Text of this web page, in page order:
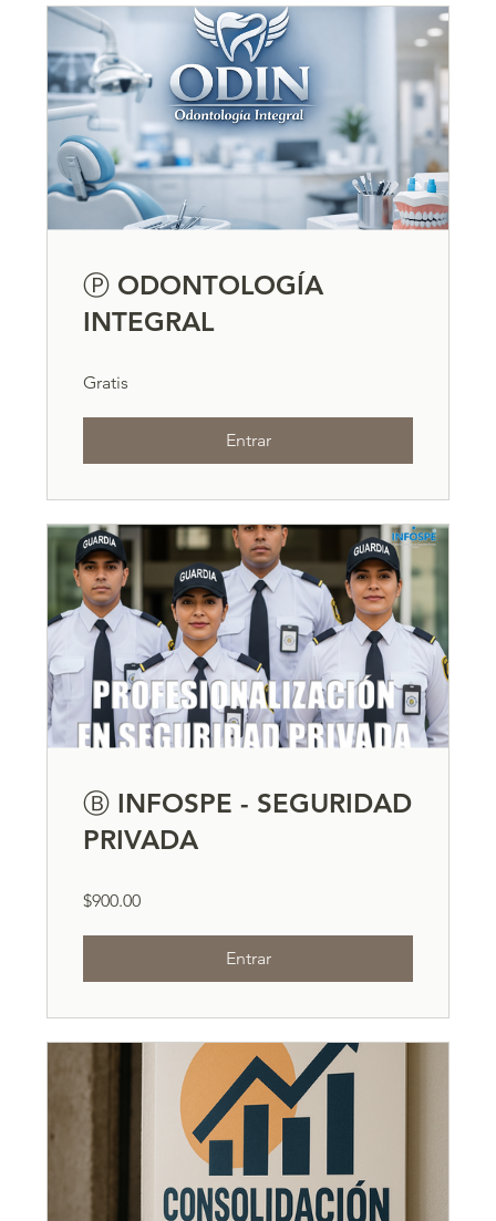
Ⓟ ODONTOLOGÍA
INTEGRAL
Gratis
Entrar
Ⓑ INFOSPE - SEGURIDAD
PRIVADA
$900.00
Entrar